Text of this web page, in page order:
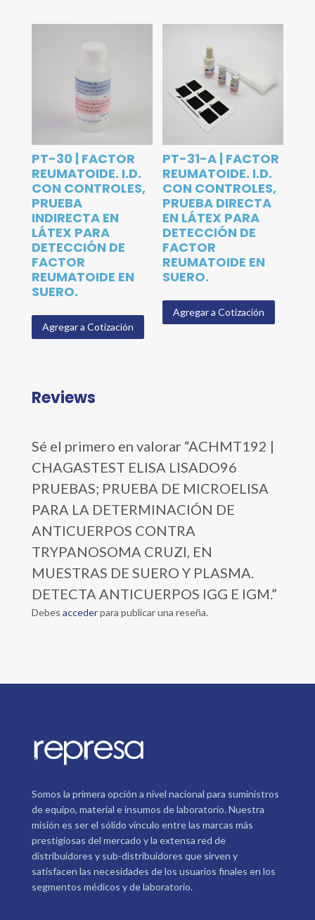
PT-30 | FACTOR
REUMATOIDE. I.D.
CON CONTROLES,
PRUEBA
INDIRECTA EN
LÁTEX PARA
DETECCIÓN DE
FACTOR
REUMATOIDE EN
SUERO.
Agregar a Cotización
PT-31-A | FACTOR
REUMATOIDE. I.D.
CON CONTROLES,
PRUEBA DIRECTA
EN LÁTEX PARA
DETECCIÓN DE
FACTOR
REUMATOIDE EN
SUERO.
Agregar a Cotización
Reviews
Sé el primero en valorar “ACHMT192 |
CHAGASTEST ELISA LISADO96
PRUEBAS; PRUEBA DE MICROELISA
PARA LA DETERMINACIÓN DE
ANTICUERPOS CONTRA
TRYPANOSOMA CRUZI, EN
MUESTRAS DE SUERO Y PLASMA.
DETECTA ANTICUERPOS IGG E IGM.”
Debes accederpara publicar una reseña.
Somos la primera opción a nivel nacional para suministros
de equipo, material e insumos de laboratorio. Nuestra
misión es ser el sólido vínculo entre las marcas más
prestigiosas del mercado y la extensa red de
distribuidores y sub-distribuidores que sirven y
satisfacen las necesidades de los usuarios finales en los
segmentos médicos y de laboratorio.